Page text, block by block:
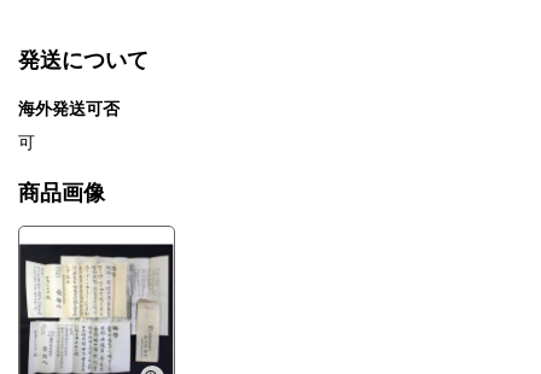
発送について
海外発送可否
可
商品画像